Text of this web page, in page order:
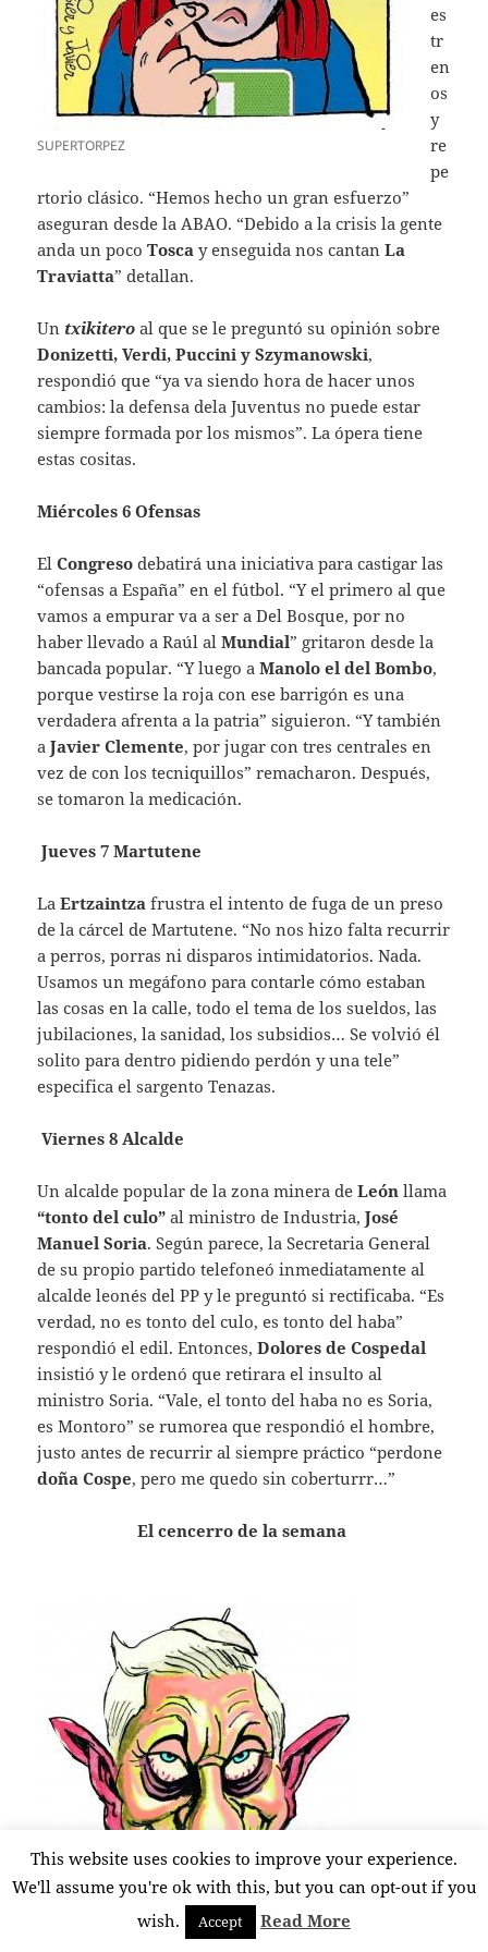
SUPERTORPEZ
es
tr
en
os
y
re
pe
rtorio clásico. “Hemos hecho un gran esfuerzo”
aseguran desde la ABAO. “Debido a la crisis la gente
anda un pocoTosca y enseguida nos cantanLa
Traviatta” detallan.
Un txikitero al que se le preguntó su opinión sobre
Donizetti, Verdi, Puccini y Szymanowski,
respondió que “ya va siendo hora de hacer unos
cambios: la defensa dela Juventus no puede estar
siempre formada por los mismos”. La ópera tiene
estas cositas.
Miércoles 6 Ofensas
ElCongreso debatirá una iniciativa para castigar las
“ofensas a España” en el fútbol. “Y el primero al que
vamos a empurar va a ser a Del Bosque, por no
haber llevado a Raúl alMundial” gritaron desde la
bancada popular. “Y luego aManolo el del Bombo,
porque vestirse la roja con ese barrigón es una
verdadera afrenta a la patria” siguieron. “Y también
aJavier Clemente, por jugar con tres centrales en
vez de con los tecniquillos” remacharon. Después,
se tomaron la medicación.
Jueves 7 Martutene
LaErtzaintza frustra el intento de fuga de un preso
de la cárcel de Martutene. “No nos hizo falta recurrir
a perros, porras ni disparos intimidatorios. Nada.
Usamos un megáfono para contarle cómo estaban
las cosas en la calle, todo el tema de los sueldos, las
jubilaciones, la sanidad, los subsidios… Se volvió él
solito para dentro pidiendo perdón y una tele”
especifica el sargento Tenazas.
Viernes 8 Alcalde
Un alcalde popular de la zona minera deLeónllama
“tonto del culo” al ministro de Industria,José
Manuel Soria. Según parece, la Secretaria General
de su propio partido telefoneó inmediatamente al
alcalde leonés del PP y le preguntó si rectificaba. “Es
verdad, no es tonto del culo, es tonto del haba”
respondió el edil. Entonces,Dolores de Cospedal
insistió y le ordenó que retirara el insulto al
ministro Soria. “Vale, el tonto del haba no es Soria,
es Montoro” se rumorea que respondió el hombre,
justo antes de recurrir al siempre práctico “perdone
doña Cospe, pero me quedo sin coberturrr…”
El cencerro de la semana
This website uses cookies to improve your experience.
We'll assume you're ok with this, but you can opt-out if you
wish.
Accept Read More